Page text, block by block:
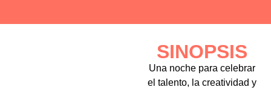
SINOPSIS
Una noche para celebrar
el talento, la creatividad y